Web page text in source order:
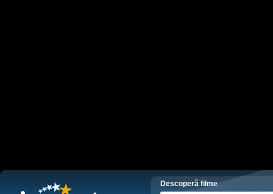
Descoperă filme